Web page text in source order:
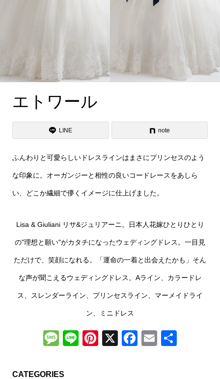
エトワール
LINE note
ふんわりと可愛らしいドレスラインはまさにプリンセスのよう
な印象に。オーガンジーと相性の良いコードレースをあしら
い、どこか繊細で儚くイメージに仕上げました。
Lisa & Giuliani リサ&ジュリアーニ。日本人花嫁ひとりひとり
の"理想と願い"がカタチになったウェディングドレス。一目見
ただけで、笑顔になれる。「運命の一着と出会えたかも」そん
な声が聞こえるウェディングドレス。Aライン、カラードレ
ス、スレンダーライン、プリンセスライン、マーメイドライ
ン、ミニドレス
Message
LinePinterest
X Facebook
Email
CATEGORIES